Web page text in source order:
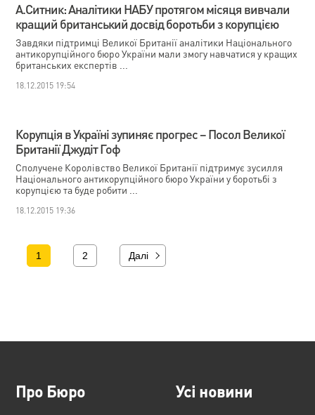
А.Ситник: Аналітики НАБУ протягом місяця вивчали
кращий британський досвід боротьби з корупцією
Завдяки підтримці Великої Британії аналітики Національного
антикорупційного бюро України мали змогу навчатися у кращих
британських експертів ...
18.12.2015 19:54
Корупція в Україні зупиняє прогрес – Посол Великої
Британії Джудіт Гоф
Сполучене Королівство Великої Британії підтримує зусилля
Національного антикорупційного бюро України у боротьбі з
корупцією та буде робити ...
18.12.2015 19:36
1 2 Далі
Про Бюро Усі новини